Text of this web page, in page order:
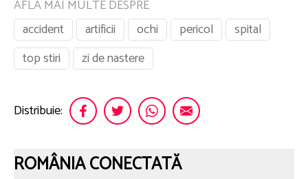
AFLA MAI MULTE DESPRE
accident
artificii ochi pericol
spital
top stiri
zi de nastere
Distribuie:
ROMÂNIA CONECTATĂ